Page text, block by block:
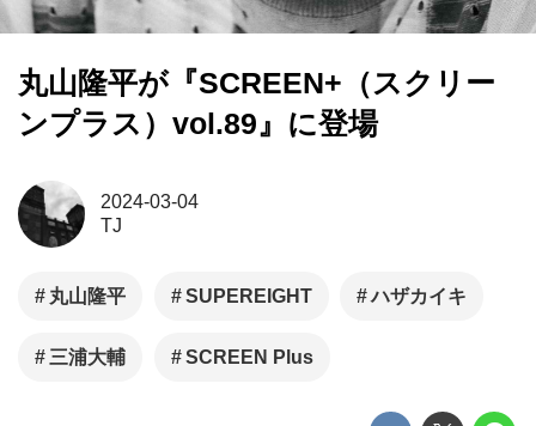
丸山隆平が『SCREEN+（スクリー
ンプラス）vol.89』に登場
2024-03-04
TJ
丸山隆平 SUPEREIGHT ハザカイキ
三浦大輔 SCREEN Plus